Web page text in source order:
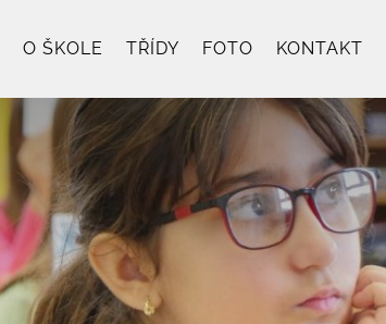
O ŠKOLE TŘÍDY FOTO KONTAKT